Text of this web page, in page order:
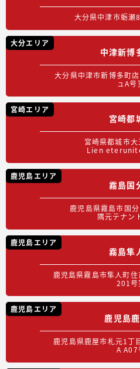
大分県中津市蛎瀬
大分エリア
中津新博
大分県中津市新博多町
ュA号
宮崎エリア
宮崎都
宮崎県都城市
Lien
鹿児島エリア
霧島国
鹿児島県霧島市国
隅元テナン
鹿児島エリア
霧島隼
鹿児島県霧島市隼人町
201号
鹿児島エリア
鹿児島
鹿児島県鹿屋市札元1丁
A A07